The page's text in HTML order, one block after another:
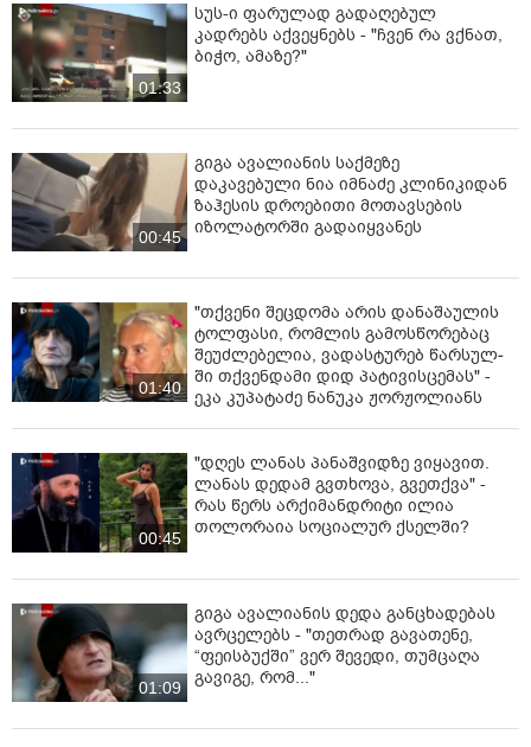
01:33
სუს-ი ფარულად გადაღებულ
კადრებს აქვეყნებს - "ჩვენ რა ვქნათ,
ბიჭო, ამაზე?"
00:45
გიგა ავალიანის საქმეზე
დაკავებული ნია იმნაძე კლინიკიდან
ზაჰესის დროებითი მოთავსების
იზოლატორში გადაიყვანეს
01:40
"თქვენი შეცდომა არის დანაშაულის
ტოლფასი, რომ­ლის გა­მოს­წო­რე­ბაც
შე­უძ­ლე­ბე­ლია, ვა­დას­ტუ­რებ წარ­სულ­
ში თქვენ­და­მი დიდ პა­ტი­ვის­ცე­მას" -
ეკა კუპატაძე ნანუკა ჟორჟოლიანს
00:45
"დღეს ლანას პანაშვიდზე ვიყავით.
ლანას დედამ გვთხოვა, გვეთქვა" -
რას წერს არქიმანდრიტი ილია
თოლორაია სოციალურ ქსელში?
01:09
გიგა ავალიანის დედა განცხადებას
ავრცელებს - "თეთრად გავათენე,
“ფეისბუქში” ვერ შევედი, თუმცაღა
გავიგე, რომ..."